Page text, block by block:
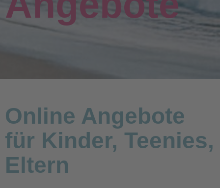
Online Angebote
für Kinder, Teenies,
Eltern